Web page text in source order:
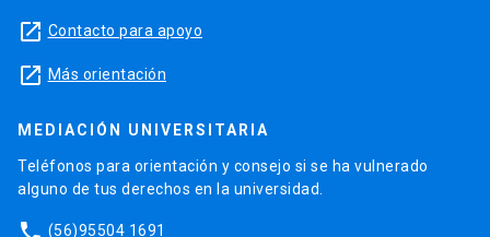
launch Contacto para apoyo
launch Más orientación
MEDIACIÓN UNIVERSITARIA
Teléfonos para orientación y consejo si se ha vulnerado
alguno de tus derechos en la universidad.
(56)95504 1691